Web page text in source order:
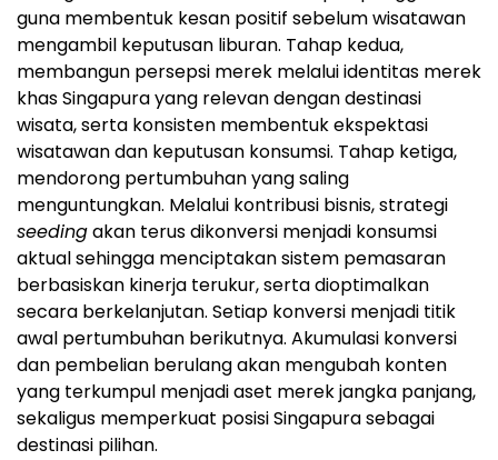
guna membentuk kesan positif sebelum wisatawan
mengambil keputusan liburan. Tahap kedua,
membangun persepsi merek melalui identitas merek
khas Singapura yang relevan dengan destinasi
wisata, serta konsisten membentuk ekspektasi
wisatawan dan keputusan konsumsi. Tahap ketiga,
mendorong pertumbuhan yang saling
menguntungkan. Melalui kontribusi bisnis, strategi
seedingakan terus dikonversi menjadi konsumsi
aktual sehingga menciptakan sistem pemasaran
berbasiskan kinerja terukur, serta dioptimalkan
secara berkelanjutan. Setiap konversi menjadi titik
awal pertumbuhan berikutnya. Akumulasi konversi
dan pembelian berulang akan mengubah konten
yang terkumpul menjadi aset merek jangka panjang,
sekaligus memperkuat posisi Singapura sebagai
destinasi pilihan.